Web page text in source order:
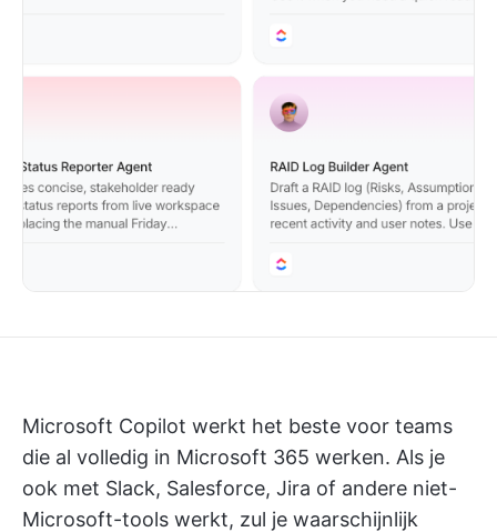
Microsoft Copilot werkt het beste voor teams
die al volledig in Microsoft 365 werken. Als je
ook met Slack, Salesforce, Jira of andere niet-
Microsoft-tools werkt, zul je waarschijnlijk